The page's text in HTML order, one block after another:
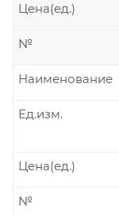
Цена(ед.)
№
Наименование
Ед.изм.
Цена(ед.)
№